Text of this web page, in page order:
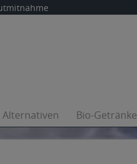
Alternativen Bio-Getränke